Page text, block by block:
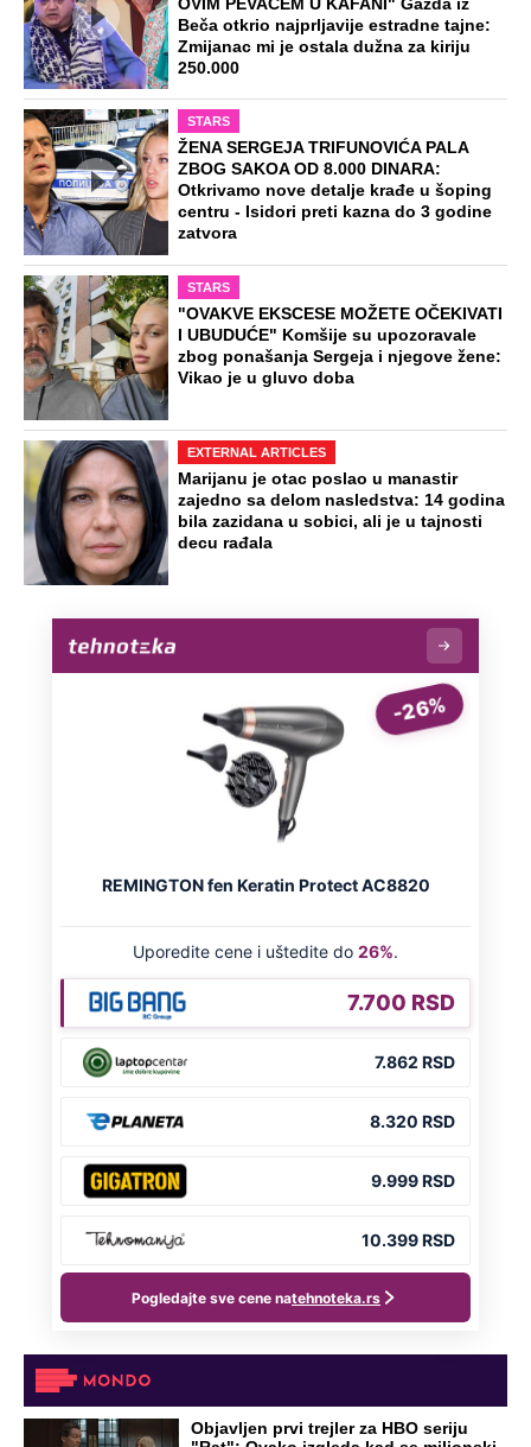
Objavljen prvi trejler za HBO seriju
"Rat": Ovako izgleda kad se milionski
brak raspadne u paramparčad
Top 5 pesama koje morate naručiti na
momačkoj večeri: Na listi je i hit o
prevari uz koji se uvek lome čaše
jednog razloga, evo gde je nestala
Preporučeno
NA VREME SVE
godine: Organizujte sebi mini odmor od
čak četiri slobodna dana
OD NAVODNOG HEROJA DO BRUTALNOG UBICE
GENERAL IVAN STRELJAO SRBE, A